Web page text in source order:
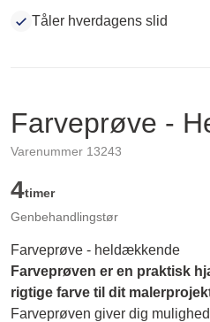
Tåler hverdagens slid
Farveprøve -
Varenummer 13243
4timer
Genbehandlingstør
Farveprøve - heldækkende
Farveprøven er en praktisk
rigtige farve til dit
Farveprøven giver dig